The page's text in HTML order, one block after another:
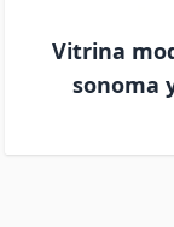
Vitrina
sonoma